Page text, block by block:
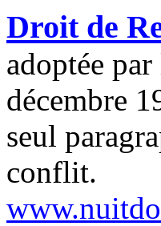
Droit de
adoptée
décembre
seul
conflit.